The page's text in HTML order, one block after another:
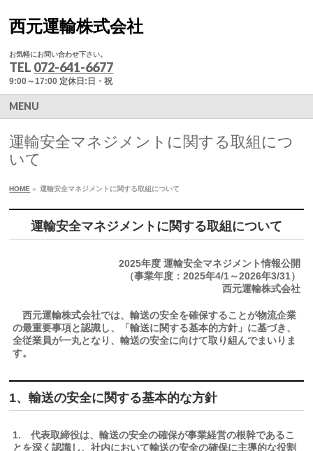
西元運輸株式会社
お気軽にお問い合わせ下さい。
TEL 072-641-6677
9:00～17:00 定休日:日・祝
MENU
運輸安全マネジメントに関する取組につ
いて
HOME » 運輸安全マネジメントに関する取組について
運輸安全マネジメントに関する取組について
2025年度 運輸安全マネジメント情報公開
（事業年度：2025年4/1～2026年3/31）
西元運輸株式会社
西元運輸株式会社では、輸送の安全を確保することが物流企業
の最重要事項と認識し、「輸送に関する基本的方針」に基づき、
全従業員が一丸となり、輸送の安全に向けて取り組んでまいりま
す。
1、輸送の安全に関する基本的な方針
1. 代表取締役は、輸送の安全の確保が事業経営の根幹であるこ
とを深く認識し、社内において輸送の安全の確保に主導的な役割